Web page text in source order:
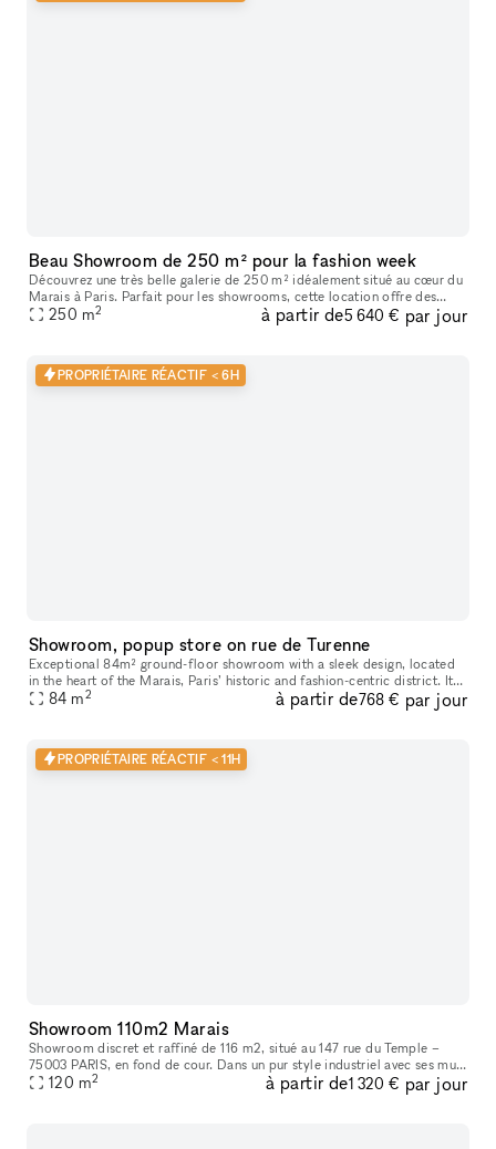
Beau Showroom de 250 m² pour la fashion week
Découvrez une très belle galerie de 250 m² idéalement situé au cœur du
Marais à Paris. Parfait pour les showrooms, cette location offre des
caractéristiques uniques telles que de hauts plafonds, des
250 m2 à partir de5 640 € par jour
PROPRIÉTAIRE RÉACTIF < 6H
Showroom, popup store on rue de Turenne
Exceptional 84m² ground-floor showroom with a sleek design, located
in the heart of the Marais, Paris’ historic and fashion-centric district. Its
prime location and flexible layout make it ideal for
84 m2 à partir de768 € par jour
PROPRIÉTAIRE RÉACTIF < 11H
Showroom 110m2 Marais
Showroom discret et raffiné de 116 m2, situé au 147 rue du Temple –
75003 PARIS, en fond de cour. Dans un pur style industriel avec ses murs
blancs et son sol en béton, il bénéficie d’une lumière du
120 m2 à partir de1 320 € par jour